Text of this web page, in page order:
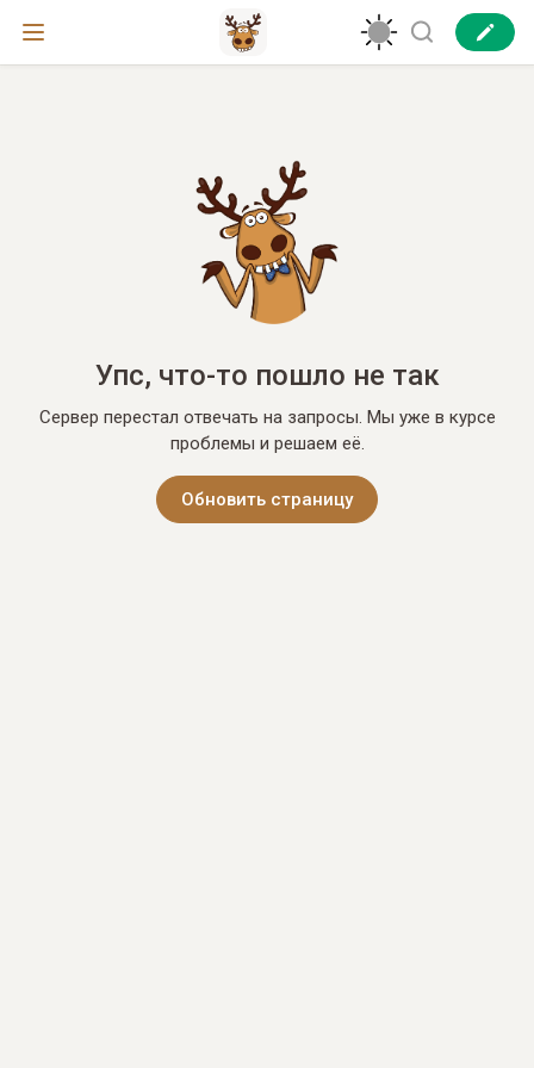
Упс, что-то пошло не так
Сервер перестал отвечать на запросы. Мы уже в курсе
проблемы и решаем её.
Обновить страницу